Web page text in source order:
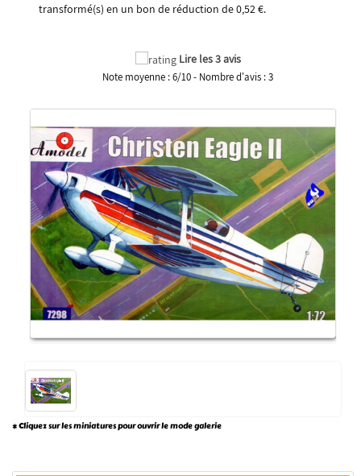
transformé(s) en un bon de réduction de0,52 €.
Lire les 3 avis
Note moyenne :6/10- Nombre d'avis :3
* Cliquez sur les miniatures pour ouvrir le mode galerie